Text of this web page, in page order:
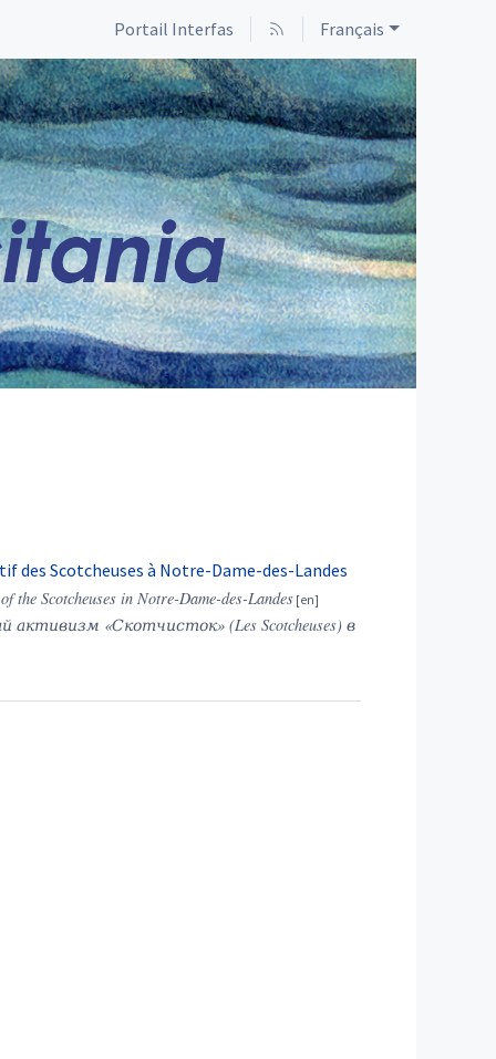
Portail Interfas Français
des Scotcheuses à Notre-Dame-des-Landes
the Scotcheuses in Notre-Dame-des-Landes
«Скотчисток» (Les Scotcheuses) в